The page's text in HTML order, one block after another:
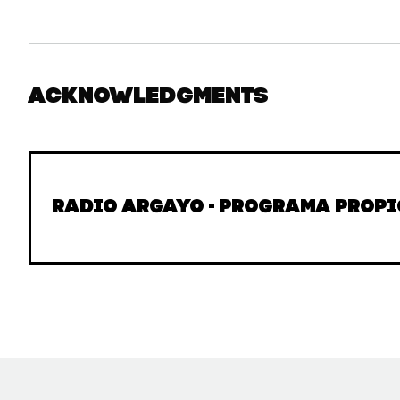
Acknowledgments
Radio Argayo - Programa